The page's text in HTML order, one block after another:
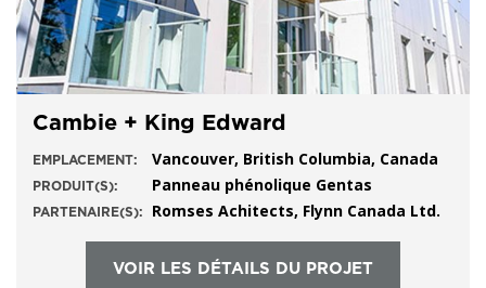
Cambie + King Edward
EMPLACEMENT: Vancouver, British Columbia, Canada
PRODUIT(S): Panneau phénolique Gentas
PARTENAIRE(S): Romses Achitects, Flynn Canada Ltd.
VOIR LES DÉTAILS DU PROJET